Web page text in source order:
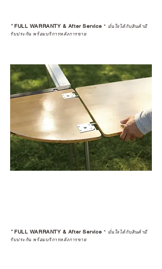
ในอุปกรณ์ที่คุณรัก มีคุณค่าอย่าง
ตัวแทนจำหน่ายที่ได้รับการแต่งตั้ง
เพื่อให้คุณได้รับทั้งสินค้า และ
ประสบการณ์ที่สมบูรณ์แบบในระยะ
อ่านต่อเรื่องการรับประกันสินค้าได้
ตรงนี้
>>https://www.campstudio.co.th/
warranty
*FULL WARRANTY & After Service * มั่นใจได้กับสินค้ามี
รับประกัน พร้อมบริการหลังการขาย
*FULL WARRANTY & After Service * มั่นใจได้กับสินค้ามี
รับประกัน พร้อมบริการหลังการขาย